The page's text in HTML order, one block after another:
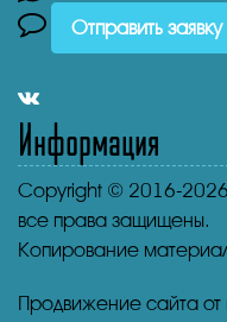
Отправить заявку
Информация
Copyright © 2016-
все права защищены.
Копирование
Продвижение сайта от